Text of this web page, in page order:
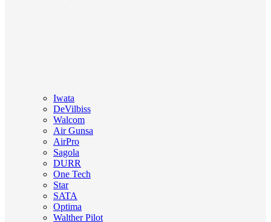
Iwata
DeVilbiss
Walcom
Air Gunsa
AirPro
Sagola
DURR
One Tech
Star
SATA
Optima
Walther Pilot